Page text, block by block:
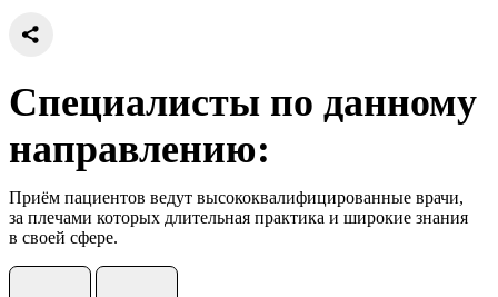
Специалисты по данному
направлению:
Приём пациентов ведут высококвалифицированные врачи,
за плечами которых длительная практика и широкие знания
в своей сфере.